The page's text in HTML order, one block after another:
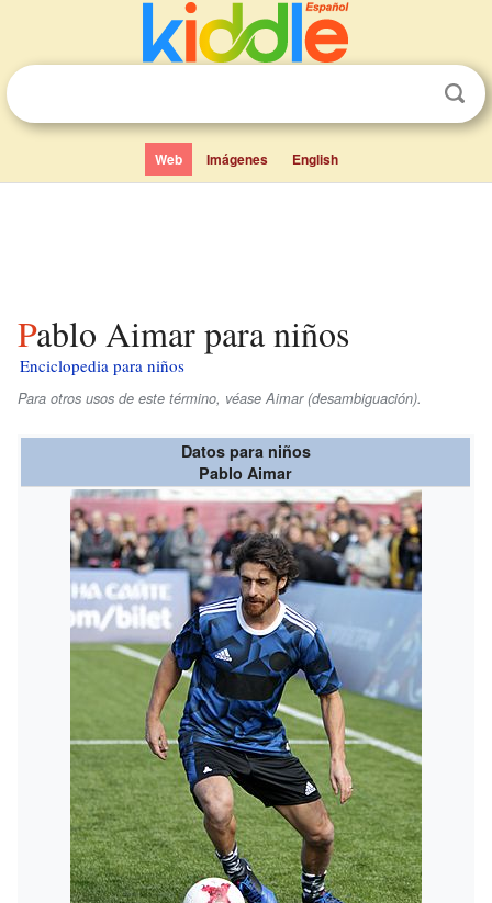
Web Imágenes English
Pablo Aimar para niños
Enciclopedia para niños
Para otros usos de este término, véase Aimar (desambiguación).
Datos para niños
Pablo Aimar